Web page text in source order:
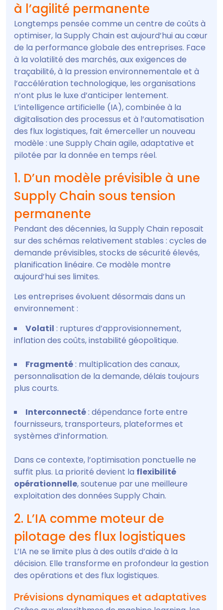
à l’agilité permanente
Longtemps pensée comme un centre de coûts à
optimiser, la Supply Chain est aujourd’hui au cœur
de la performance globale des entreprises. Face
à la volatilité des marchés, aux exigences de
traçabilité, à la pression environnementale et à
l’accélération technologique, les organisations
n’ont plus le luxe d’anticiper lentement.
L’intelligence artificielle (IA), combinée à la
digitalisation des processus et à l’automatisation
des flux logistiques, fait émerceller un nouveau
modèle : une Supply Chain agile, adaptative et
pilotée par la donnée en temps réel.
1. D’un modèle prévisible à une
Supply Chain sous tension
permanente
Pendant des décennies, la Supply Chain reposait
sur des schémas relativement stables : cycles de
demande prévisibles, stocks de sécurité élevés,
planification linéaire. Ce modèle montre
aujourd’hui ses limites.
Les entreprises évoluent désormais dans un
environnement :
Volatil : ruptures d’approvisionnement,
inflation des coûts, instabilité géopolitique.
Fragmenté: multiplication des canaux,
personnalisation de la demande, délais toujours
plus courts.
Interconnecté: dépendance forte entre
fournisseurs, transporteurs, plateformes et
systèmes d’information.
Dans ce contexte, l’optimisation ponctuelle ne
suffit plus. La priorité devient la flexibilité
opérationnelle, soutenue par une meilleure
exploitation des données Supply Chain.
2. L’IA comme moteur de
pilotage des flux logistiques
L’IA ne se limite plus à des outils d’aide à la
décision. Elle transforme en profondeur la gestion
des opérations et des flux logistiques.
Prévisions dynamiques et adaptatives